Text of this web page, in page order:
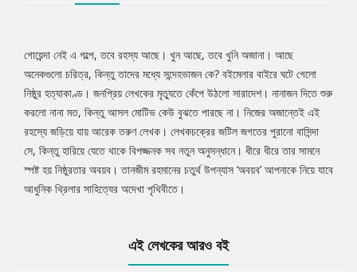
Tab
Article
গোয়েন্দা নেই এ গল্পে, তবে রহস্য আছে। খুন আছে, তবে খুনি অজানা। আছে
অনেকগুলো চরিত্র, কিন্তু তাদের মধ্যে সন্দেহভাজন কে? বইমেলার বাইরে ঘটে গেলো
নিষ্ঠুর হত্যাকাণ্ড। জনপ্রিয় লেখকের মৃত্যুতে কেঁপে উঠলো সারাদেশ। নানাজন দিতে শুরু
করলো নানা মত, কিন্তু আসল মোটিভ কেউ বুঝতে পারছে না। নিজের অজান্তেই এই
রহস্যে জড়িয়ে যায় আরেক তরুণ লেখক। লেখকচক্রের জটিল জগতের পুরানো বাসিন্দা
সে, কিন্তু হারিয়ে যেতে থাকে বিপজ্জনক সব নতুন অনুসন্ধানে। ধীরে ধীরে তার সামনে
স্পষ্ট হয় নিষ্ঠুরতার অবয়ব। তানজীম রহমানের চতুর্থ উপন্যাস ‘অবয়ব’ আপনাকে নিয়ে যাবে
আধুনিক থ্রিলার সাহিত্যের অদেখা পৃথিবীতে।
এই লেখকের আরও বই